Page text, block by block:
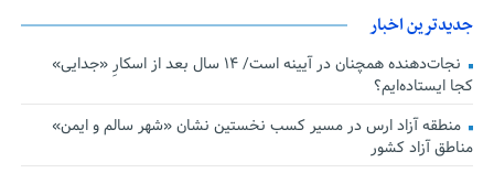
جدیدترین اخبار
نجات‌دهنده‌ همچنان در آیینه است/ ۱۴ سال بعد از اسکارِ «جدایی»
کجا ایستاده‌ایم؟
منطقه آزاد ارس در مسیر کسب نخستین نشان «شهر سالم و ایمن»
مناطق آزاد کشور